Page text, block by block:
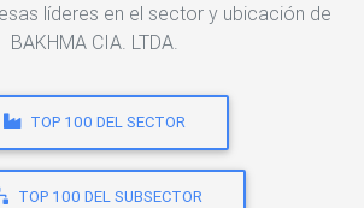
líderes en el sector y ubicación de
BAKHMA CIA. LTDA.
TOP 100 DEL SECTOR
TOP 100 DEL SUBSECTOR